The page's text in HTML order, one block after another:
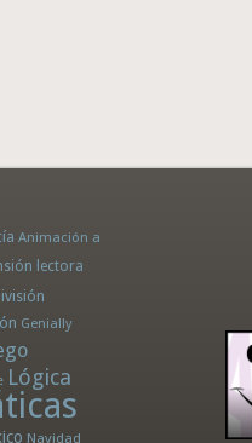
Animación a
lectora
Genially
Lógica
Navidad